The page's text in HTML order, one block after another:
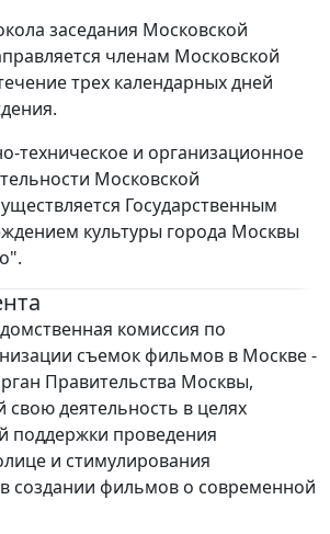
заседания Московской
членам Московской
трех календарных дней
техническое и организационное
Московской
Государственным
культуры города Москвы
комиссия по
съемок фильмов в Москве -
Правительства Москвы,
деятельность в целях
поддержки проведения
и стимулирования
создании фильмов о современной